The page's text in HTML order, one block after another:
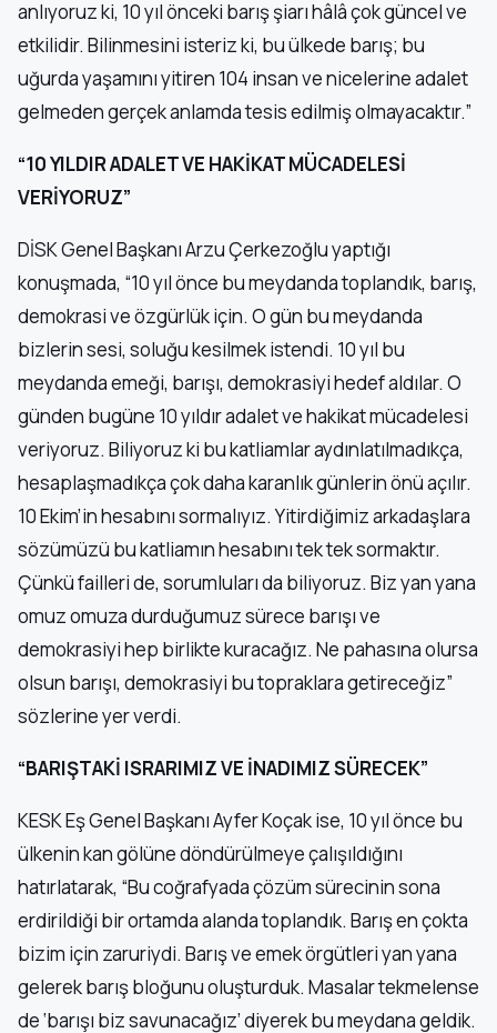
anlıyoruz ki, 10 yıl önceki barış şiarı hâlâ çok güncel ve
etkilidir. Bilinmesini isteriz ki, bu ülkede barış; bu
uğurda yaşamını yitiren 104 insan ve nicelerine adalet
gelmeden gerçek anlamda tesis edilmiş olmayacaktır.”
“10 YILDIR ADALET VE HAKİKAT MÜCADELESİ
VERİYORUZ”
DİSK Genel Başkanı Arzu Çerkezoğlu yaptığı
konuşmada, “10 yıl önce bu meydanda toplandık, barış,
demokrasi ve özgürlük için. O gün bu meydanda
bizlerin sesi, soluğu kesilmek istendi. 10 yıl bu
meydanda emeği, barışı, demokrasiyi hedef aldılar. O
günden bugüne 10 yıldır adalet ve hakikat mücadelesi
veriyoruz. Biliyoruz ki bu katliamlar aydınlatılmadıkça,
hesaplaşmadıkça çok daha karanlık günlerin önü açılır.
10 Ekim’in hesabını sormalıyız. Yitirdiğimiz arkadaşlara
sözümüzü bu katliamın hesabını tek tek sormaktır.
Çünkü failleri de, sorumluları da biliyoruz. Biz yan yana
omuz omuza durduğumuz sürece barışı ve
demokrasiyi hep birlikte kuracağız. Ne pahasına olursa
olsun barışı, demokrasiyi bu topraklara getireceğiz”
sözlerine yer verdi.
“BARIŞTAKİ ISRARIMIZ VE İNADIMIZ SÜRECEK”
KESK Eş Genel Başkanı Ayfer Koçak ise, 10 yıl önce bu
ülkenin kan gölüne döndürülmeye çalışıldığını
hatırlatarak, “Bu coğrafyada çözüm sürecinin sona
erdirildiği bir ortamda alanda toplandık. Barış en çokta
bizim için zaruriydi. Barış ve emek örgütleri yan yana
gelerek barış bloğunu oluşturduk. Masalar tekmelense
de ‘barışı biz savunacağız’ diyerek bu meydana geldik.